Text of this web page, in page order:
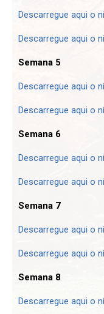
Descarregue aqui o
Descarregue aqui o
Semana 5
Descarregue aqui o
Descarregue aqui o
Semana 6
Descarregue aqui o
Descarregue aqui o
Semana 7
Descarregue aqui o
Descarregue aqui o
Semana 8
Descarregue aqui o